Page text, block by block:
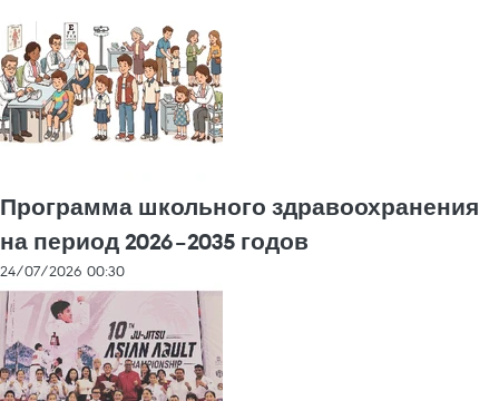
Программа школьного здравоохранения
на период 2026–2035 годов
24/07/2026 00:30